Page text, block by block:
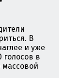
В
и уже
голосов в